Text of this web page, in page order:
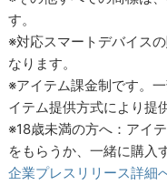
す。
※対応スマートデバイス
なります。
※アイテム課金制です。
イテム提供方式により提
※18歳未満の方へ：アイ
をもらうか、一緒に購入
企業プレスリリース詳細